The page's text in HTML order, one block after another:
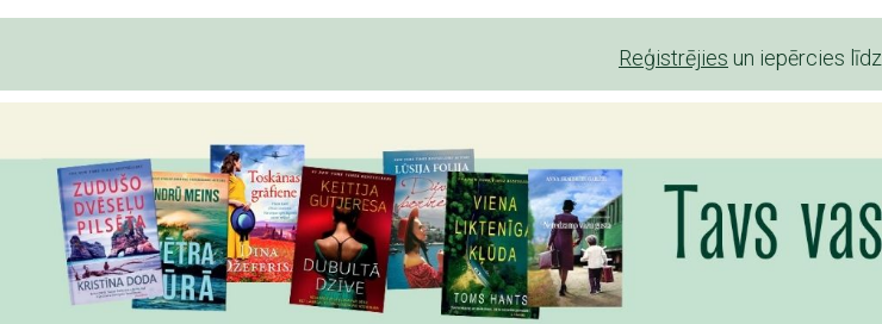
Reģistrējies un iepērcies līdz